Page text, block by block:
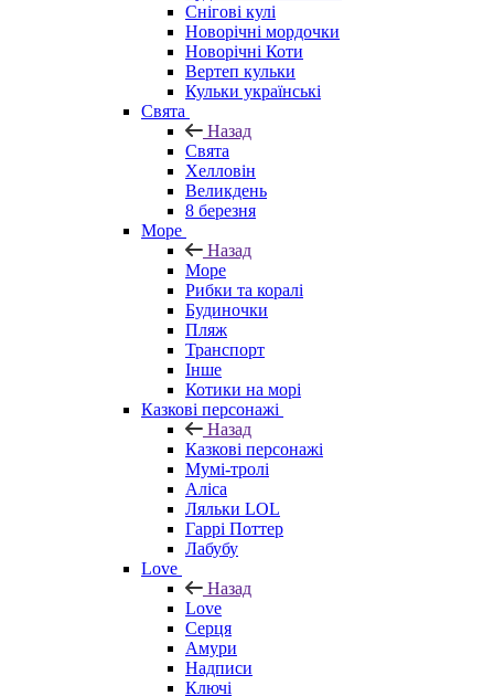
Снігові кулі
Новорічні мордочки
Новорічні Коти
Вертеп кульки
Кульки українські
Свята
Назад
Свята
Хелловін
Великдень
8 березня
Море
Назад
Море
Рибки та коралі
Будиночки
Пляж
Транспорт
Інше
Котики на морі
Казкові персонажі
Назад
Казкові персонажі
Мумі-тролі
Аліса
Ляльки LOL
Гаррі Поттер
Лабубу
Love
Назад
Love
Серця
Амури
Надписи
Ключі